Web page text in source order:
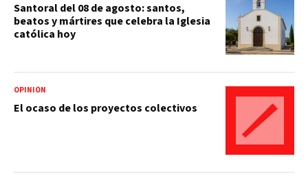
Santoral del 08 de agosto: santos,
beatos y mártires que celebra la Iglesia
católica hoy
OPINIÓN
El ocaso de los proyectos colectivos